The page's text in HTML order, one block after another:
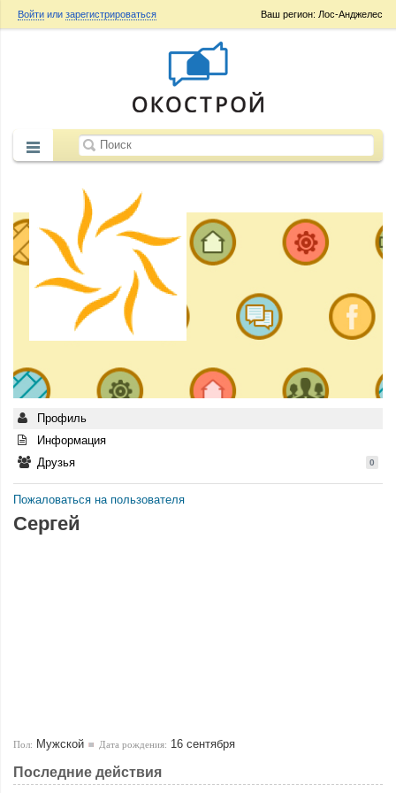
Ваш регион: Лос-Анджелес
Войти или зарегистрироваться
Профиль
Информация
Друзья
0
Пожаловаться на пользователя
Сергей
Пол: Мужской Дата рождения: 16 сентября
Последние действия